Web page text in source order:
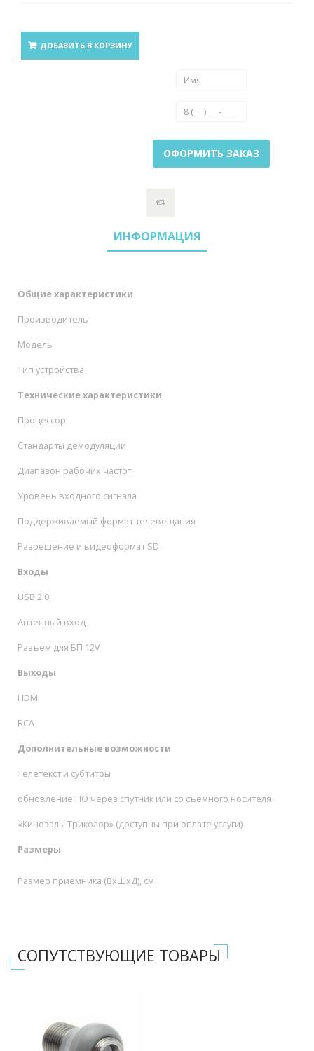
ДОБАВИТЬ В КОРЗИНУ
ОФОРМИТЬ ЗАКАЗ
ИНФОРМАЦИЯ
Общие характеристики
Производитель
Модель
Тип устройства
Технические характеристики
Процессор
Стандарты демодуляции
Диапазон рабочих частот
Уровень входного сигнала
Поддерживаемый формат телевещания
Разрешение и видеоформат SD
Входы
USB 2.0
Антенный вход
Разъем для БП 12V
Выходы
HDMI
RCA
Дополнительные возможности
Телетекст и субтитры
обновление ПО через спутник или со съёмного носителя
«Кинозалы Триколор» (доступны при оплате услуги)
Размеры
Размер приемника (ВхШхД), см
СОПУТСТВУЮЩИЕ ТОВАРЫ